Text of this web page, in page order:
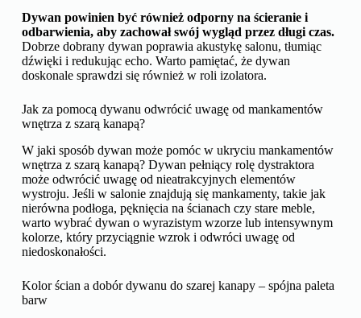
Dywan powinien być również odporny na ścieranie i
odbarwienia, aby zachował swój wygląd przez długi czas.
Dobrze dobrany dywan poprawia akustykę salonu, tłumiąc
dźwięki i redukując echo. Warto pamiętać, że dywan
doskonale sprawdzi się również w roli izolatora.
Jak za pomocą dywanu odwrócić uwagę od mankamentów
wnętrza z szarą kanapą?
W jaki sposób dywan może pomóc w ukryciu mankamentów
wnętrza z szarą kanapą? Dywan pełniący rolę dystraktora
może odwrócić uwagę od nieatrakcyjnych elementów
wystroju. Jeśli w salonie znajdują się mankamenty, takie jak
nierówna podłoga, pęknięcia na ścianach czy stare meble,
warto wybrać dywan o wyrazistym wzorze lub intensywnym
kolorze, który przyciągnie wzrok i odwróci uwagę od
niedoskonałości.
Kolor ścian a dobór dywanu do szarej kanapy – spójna paleta
barw